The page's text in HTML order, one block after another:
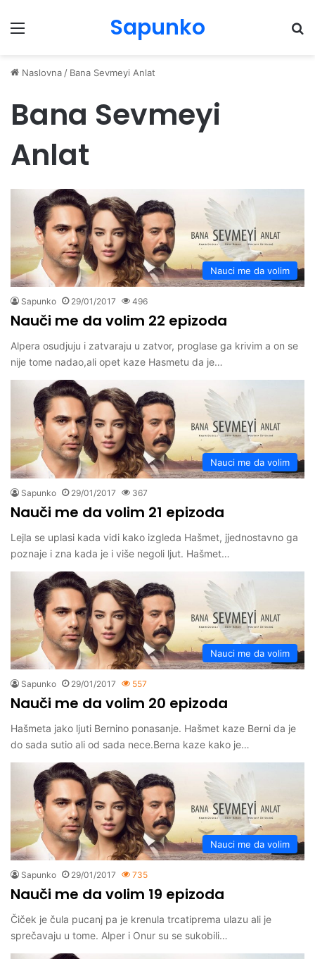
Menu Sapunko
Naslovna / Bana Sevmeyi Anlat
Bana Sevmeyi
Anlat
Nauci me da volim
Sapunko 29/01/2017 496
Nauči me da volim 22 epizoda
Alpera osudjuju i zatvaraju u zatvor, proglase ga krivim a on se
nije tome nadao,ali opet kaze Hasmetu da je…
Nauci me da volim
Sapunko 29/01/2017 367
Nauči me da volim 21 epizoda
Lejla se uplasi kada vidi kako izgleda Hašmet, jjednostavno ga
poznaje i zna kada je i više negoli ljut. Hašmet…
Nauci me da volim
Sapunko 29/01/2017 557
Nauči me da volim 20 epizoda
Hašmeta jako ljuti Bernino ponasanje. Hašmet kaze Berni da je
do sada sutio ali od sada nece.Berna kaze kako je…
Nauci me da volim
Sapunko 29/01/2017 735
Nauči me da volim 19 epizoda
Čiček je čula pucanj pa je krenula trcatiprema ulazu ali je
sprečavaju u tome. Alper i Onur su se sukobili…